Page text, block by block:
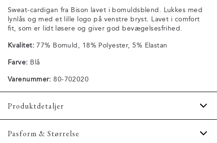
Sweat-cardigan fra Bison lavet i bomuldsblend. Lukkes med
lynlås og med et lille logo på venstre bryst. Lavet i comfort
fit, som er lidt løsere og giver god bevægelsesfrihed.
Kvalitet:77% Bomuld, 18% Polyester, 5% Elastan
Farve: Blå
Varenummer: 80-702020
Produktdetaljer
Trøjen har ribstrik nederst på ærmerne samt på trøjens
Pasform & Størrelse